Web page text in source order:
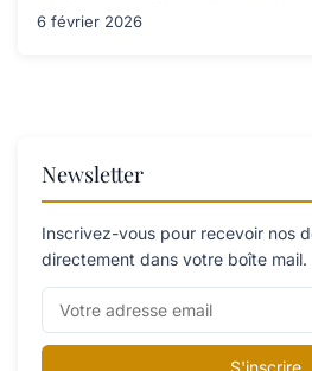
6 février 2026
Newsletter
Inscrivez-vous pour recevoir nos
directement dans votre boîte mail.
S'inscrire